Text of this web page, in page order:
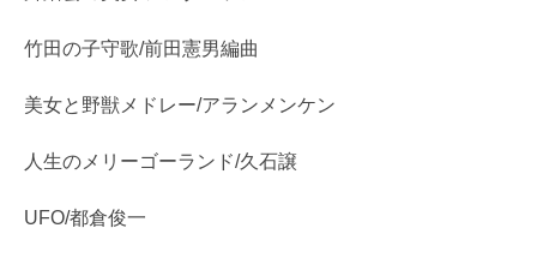
竹田の子守歌/前田憲男編曲
美女と野獣メドレー/アランメンケン
人生のメリーゴーランド/久石譲
UFO/都倉俊一